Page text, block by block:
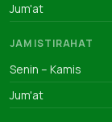
Jum'at
JAM ISTIRAHAT
Senin – Kamis
Jum'at